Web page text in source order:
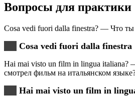
Вопросы для практики
Cosa vedi fuori dalla finestra? — Что
Cosa vedi fuori dalla finestra
Hai mai visto un film in lingua italiana?
смотрел фильм на итальянском
Hai mai visto un film in